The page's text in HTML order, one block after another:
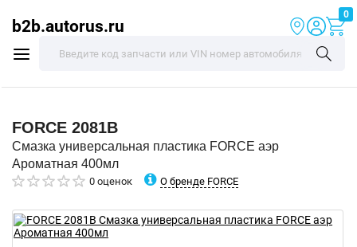
b2b.autorus.ru
0
FORCE 2081B
Смазка универсальная пластика FORCE аэр
Ароматная 400мл
0 оценок О бренде FORCE